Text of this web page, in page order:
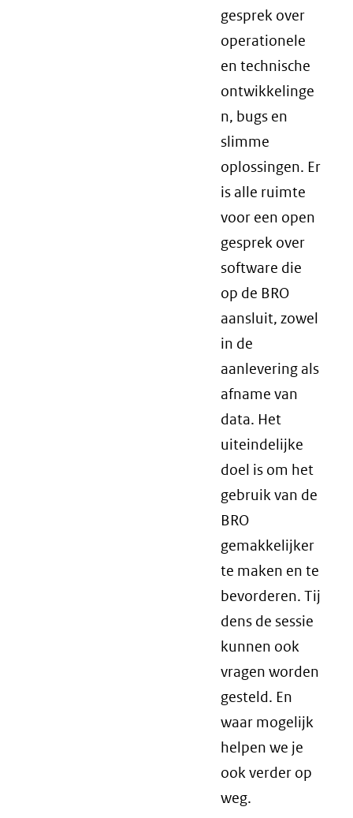
gesprek over
operationele
en technische
ontwikkelinge
n, bugs en
slimme
oplossingen. Er
is alle ruimte
voor een open
gesprek over
software die
op de BRO
aansluit, zowel
in de
aanlevering als
afname van
data. Het
uiteindelijke
doel is om het
gebruik van de
BRO
gemakkelijker
te maken en te
bevorderen. Tij
dens de sessie
kunnen ook
vragen worden
gesteld. En
waar mogelijk
helpen we je
ook verder op
weg.